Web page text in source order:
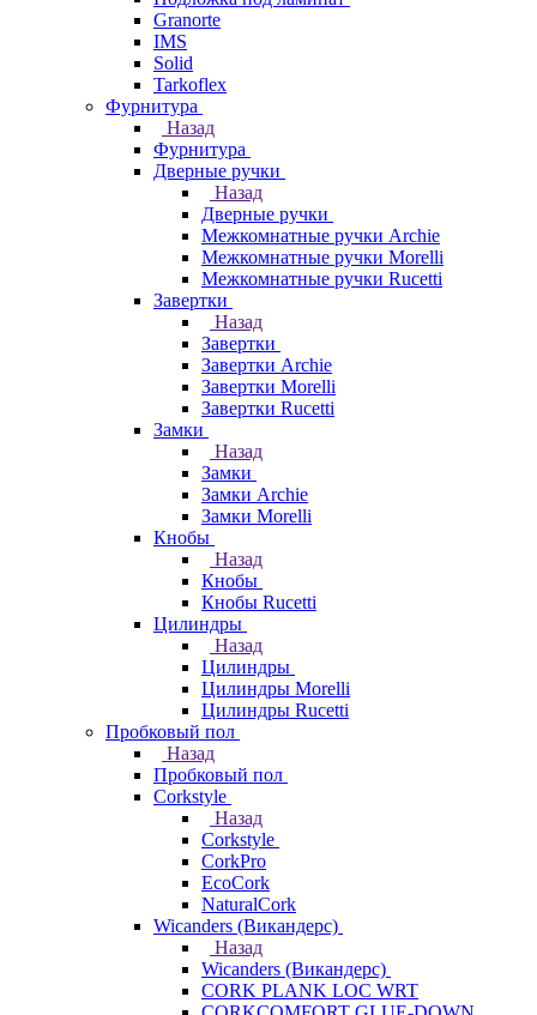
Granorte
IMS
Solid
Tarkoflex
Фурнитура
Назад
Фурнитура
Дверные ручки
Назад
Дверные ручки
Межкомнатные ручки Archie
Межкомнатные ручки Morelli
Межкомнатные ручки Rucetti
Завертки
Назад
Завертки
Завертки Archie
Завертки Morelli
Завертки Rucetti
Замки
Назад
Замки
Замки Archie
Замки Morelli
Кнобы
Назад
Кнобы
Кнобы Rucetti
Цилиндры
Назад
Цилиндры
Цилиндры Morelli
Цилиндры Rucetti
Пробковый пол
Назад
Пробковый пол
Corkstyle
Назад
Corkstyle
CorkPro
EcoCork
NaturalCork
Wicanders (Викандерс)
Назад
Wicanders (Викандерс)
CORK PLANK LOC WRT